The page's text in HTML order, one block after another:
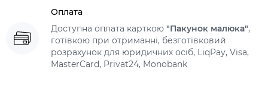
Оплата
Доступна оплата карткою "Пакунок малюка",
готівкою при отриманні, безготівковий
розрахунок для юридичних осіб, LiqPay, Visa,
MasterCard, Privat24, Monobank